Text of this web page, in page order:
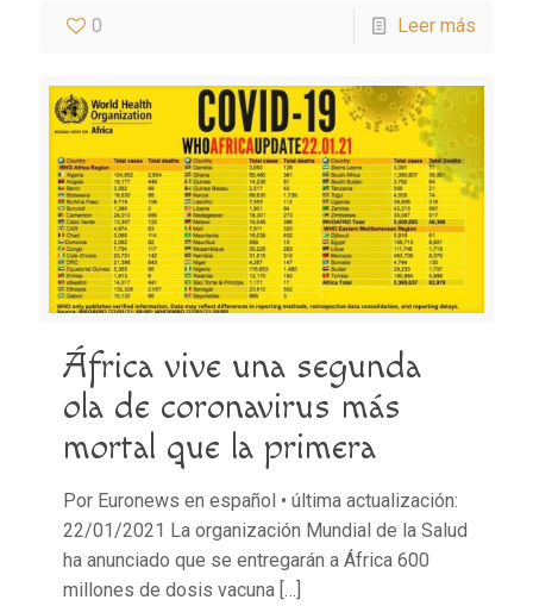
0 Leer más
África vive una segunda
ola de coronavirus más
mortal que la primera
Por Euronews en español • última actualización:
22/01/2021 La organización Mundial de la Salud
ha anunciado que se entregarán a África 600
millones de dosis vacuna […]